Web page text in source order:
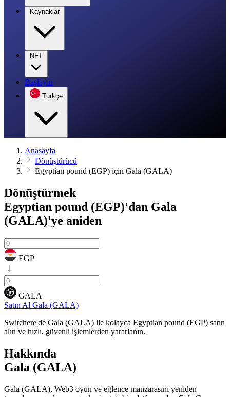
Kaynaklar
NFT
Başlayın
Türkçe
Anasayfa
Dönüştürücü
Egyptian pound (EGP) için Gala (GALA)
Dönüştürmek
Egyptian pound (EGP)'dan Gala
(GALA)'ye aniden
EGP
GALA
Satın Al Gala (GALA)
Switchere'de Gala (GALA) ile kolayca Egyptian pound (EGP) satın
alın ve hızlı, güvenli işlemlerden yararlanın.
Hakkında
Gala (GALA)
Gala (GALA), Web3 oyun ve eğlence manzarasını yeniden